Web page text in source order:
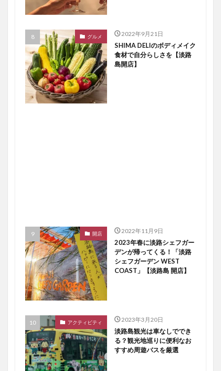
グルメ 2022年9月21日
SHIMA DELIのボディメイク
食材で自分らしさを【淡路
島開店】
開店 2022年11月9日
2023年春に淡路シェフガー
デンが帰ってくる！「淡路
シェフガーデン WEST
COAST」【淡路島 開店】
アクティビティ 2023年3月20日
淡路島観光は車なしででき
る？観光地巡りに便利なお
すすめ周遊バスを厳選